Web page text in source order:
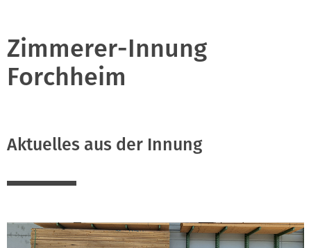
Zimmerer-Innung
Forchheim
Aktuelles aus der Innung